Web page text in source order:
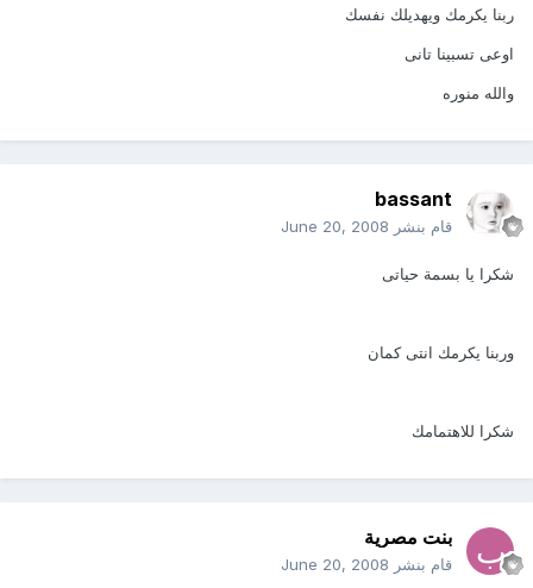
ربنا يكرمك ويهديلك نفسك
اوعى تسبينا تانى
والله منوره
bassant
قام بنشر June 20, 2008
شكرا يا بسمة حياتى
وربنا يكرمك انتى كمان
شكرا للاهتمامك
بنت مصرية
قام بنشر June 20, 2008